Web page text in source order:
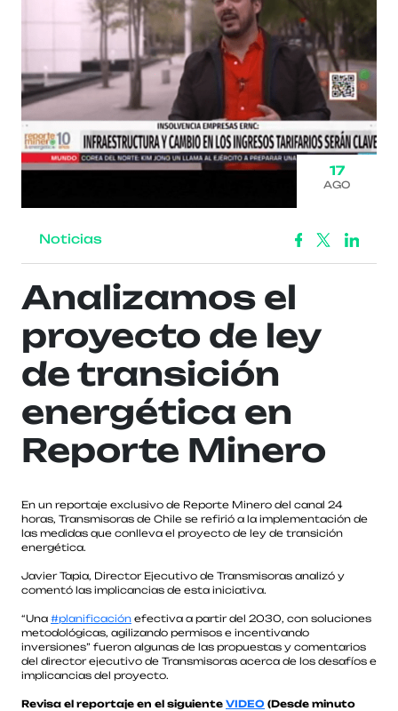
17
AGO
Noticias
Analizamos el
proyecto de ley
de transición
energética en
Reporte Minero
En un reportaje exclusivo de Reporte Minero del canal 24
horas, Transmisoras de Chile se refirió a la implementación de
las medidas que conlleva el proyecto de ley de transición
energética.
Javier Tapia, Director Ejecutivo de Transmisoras analizó y
comentó las implicancias de esta iniciativa.
“Una #planificación efectiva a partir del 2030, con soluciones
metodológicas, agilizando permisos e incentivando
inversiones” fueron algunas de las propuestas y comentarios
del director ejecutivo de Transmisoras acerca de los desafíos e
implicancias del proyecto.
Revisa el reportaje en el siguiente VIDEO (Desde minuto